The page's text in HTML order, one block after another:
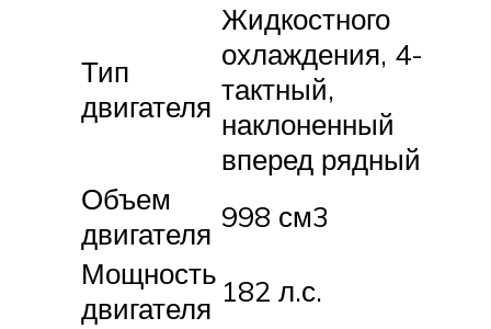
Тип
двигателя
Жидкостного
охлаждения, 4-
тактный,
наклоненный
вперед рядный
Объем
двигателя 998 см3
Мощность
двигателя 182 л.с.